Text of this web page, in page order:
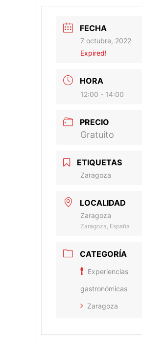
FECHA
7 octubre, 2022
Expired!
HORA
12:00 - 14:00
PRECIO
Gratuito
ETIQUETAS
Zaragoza
LOCALIDAD
Zaragoza
Zaragoza, España
CATEGORÍA
Experiencias
gastronómicas
Zaragoza